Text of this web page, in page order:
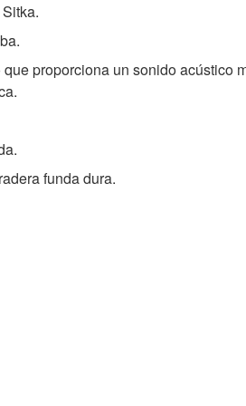
proporciona un sonido acústico
funda dura.